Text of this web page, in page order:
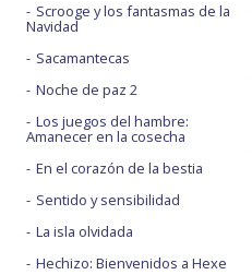
Scrooge y los fantasmas de la
Navidad
Sacamantecas
Noche de paz 2
Los juegos del hambre:
Amanecer en la cosecha
En el corazón de la bestia
Sentido y sensibilidad
La isla olvidada
Hechizo: Bienvenidos a Hexe